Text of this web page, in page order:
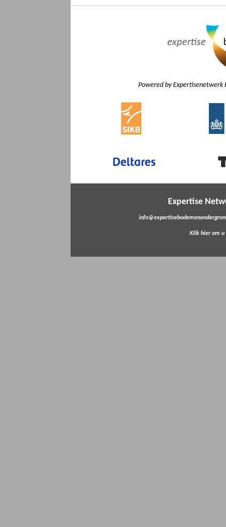
Powered by Expertisenetwerk
Expertise
Klik hier om u